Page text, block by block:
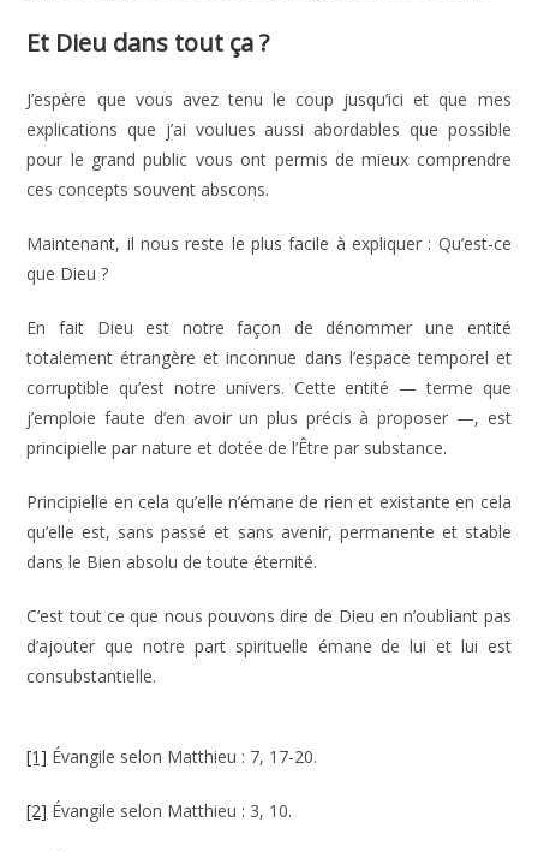
Et Dieu dans tout ça ?
J’espère que vous avez tenu le coup jusqu’ici et que mes
explications que j’ai voulues aussi abordables que possible
pour le grand public vous ont permis de mieux comprendre
ces concepts souvent abscons.
Maintenant, il nous reste le plus facile à expliquer : Qu’est-ce
que Dieu ?
En fait Dieu est notre façon de dénommer une entité
totalement étrangère et inconnue dans l’espace temporel et
corruptible qu’est notre univers. Cette entité — terme que
j’emploie faute d’en avoir un plus précis à proposer —, est
principielle par nature et dotée de l’Être par substance.
Principielle en cela qu’elle n’émane de rien et existante en cela
qu’elle est, sans passé et sans avenir, permanente et stable
dans le Bien absolu de toute éternité.
C’est tout ce que nous pouvons dire de Dieu en n’oubliant pas
d’ajouter que notre part spirituelle émane de lui et lui est
consubstantielle.
[1] Évangile selon Matthieu : 7, 17-20.
[2] Évangile selon Matthieu : 3, 10.